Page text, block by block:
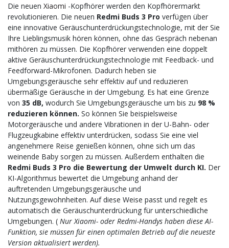
Die neuen Xiaomi -Kopfhörer werden den Kopfhörermarkt
revolutionieren. Die neuen Redmi Buds 3 Pro verfügen über
eine innovative Geräuschunterdrückungstechnologie, mit der Sie
Ihre Lieblingsmusik hören können, ohne das Gespräch nebenan
mithören zu müssen. Die Kopfhörer verwenden eine doppelt
aktive Geräuschunterdrückungstechnologie mit Feedback- und
Feedforward-Mikrofonen. Dadurch heben sie
Umgebungsgeräusche sehr effektiv auf und reduzieren
übermäßige Geräusche in der Umgebung. Es hat eine Grenze
von 35 dB, wodurch Sie Umgebungsgeräusche um bis zu 98 %
reduzieren können. So können Sie beispielsweise
Motorgeräusche und andere Vibrationen in der U-Bahn- oder
Flugzeugkabine effektiv unterdrücken, sodass Sie eine viel
angenehmere Reise genießen können, ohne sich um das
weinende Baby sorgen zu müssen. Außerdem enthalten die
Redmi Buds 3 Pro die Bewertung der Umwelt durch KI. Der
KI-Algorithmus bewertet die Umgebung anhand der
auftretenden Umgebungsgeräusche und
Nutzungsgewohnheiten. Auf diese Weise passt und regelt es
automatisch die Geräuschunterdrückung für unterschiedliche
Umgebungen. ( Nur Xiaomi- oder Redmi-Handys haben diese AI-
Funktion, sie müssen für einen optimalen Betrieb auf die neueste
Version aktualisiert werden).